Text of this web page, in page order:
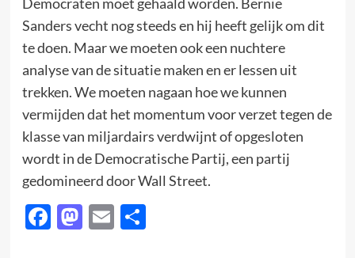
Sanders vecht nog steeds en hij heeft gelijk om dit
te doen. Maar we moeten ook een nuchtere
analyse van de situatie maken en er lessen uit
trekken. We moeten nagaan hoe we kunnen
vermijden dat het momentum voor verzet tegen de
klasse van miljardairs verdwijnt of opgesloten
wordt in de Democratische Partij, een partij
gedomineerd door Wall Street.
Facebook
Mastodon
EmailDelen